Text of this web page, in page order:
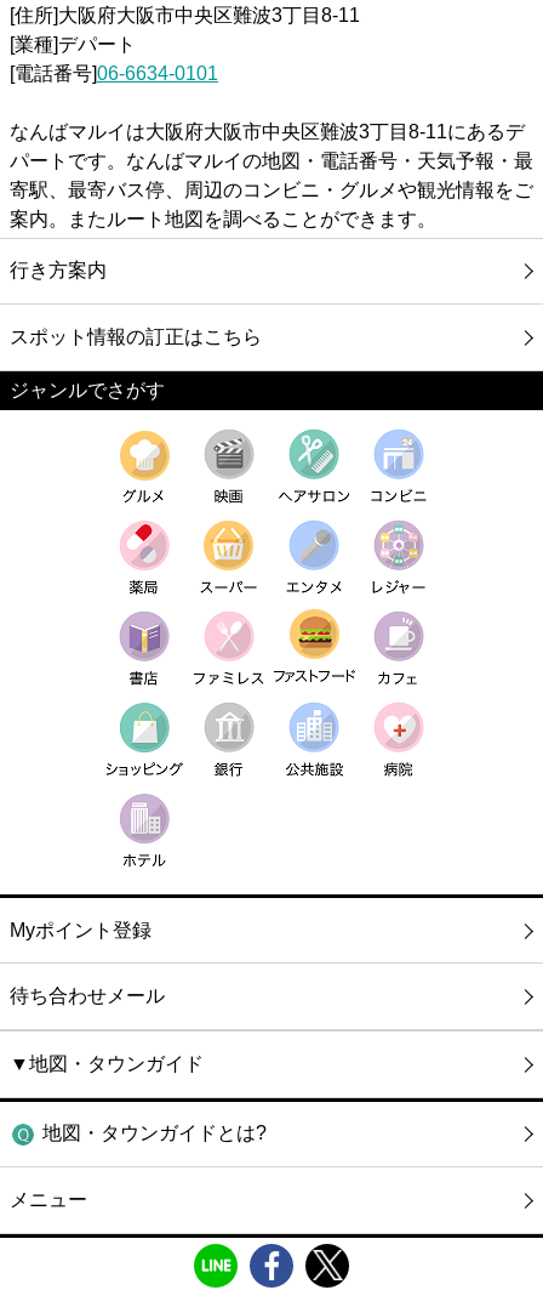
[住所]大阪府大阪市中央区難波3丁目8-11
[業種]デパート
[電話番号]06-6634-0101
なんばマルイは大阪府大阪市中央区難波3丁目8-11にあるデ
パートです。なんばマルイの地図・電話番号・天気予報・最
寄駅、最寄バス停、周辺のコンビニ・グルメや観光情報をご
案内。またルート地図を調べることができます。
行き方案内
スポット情報の訂正はこちら
ジャンルでさがす
Myポイント登録
待ち合わせメール
▼地図・タウンガイド
地図・タウンガイドとは?
メニュー